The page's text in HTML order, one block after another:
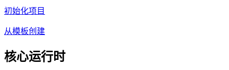
初始化项目
从模板创建
核心运行时